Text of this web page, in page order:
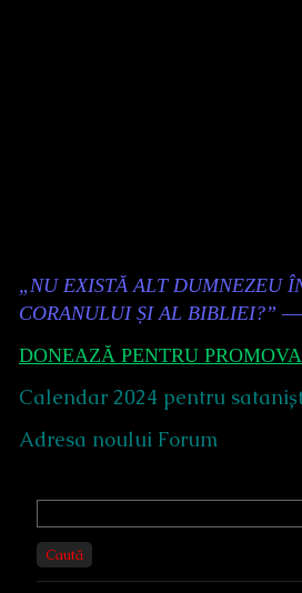
Content
Header
„NU EXISTĂ ALT DUMNEZEU
CORANULUI ȘI AL BIBLIEI?” —
DONEAZĂ PENTRU
Calendar 2024 pentru
Adresa noului Forum
Primary
Sidebar
Caută